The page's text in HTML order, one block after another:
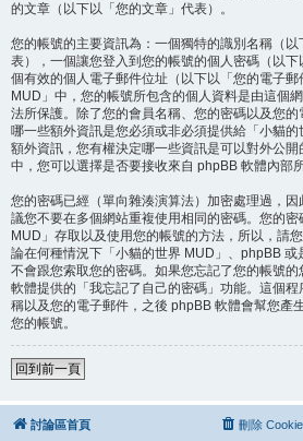
的文章（以下以「您的文章」代表）。
您的帳號的主要資訊為：一個獨特的識別名稱（
表），一個讓您登入到您的帳號的個人密碼（以
個有效的個人電子郵件位址（以下以「您的電子
MUD」中，您的帳號所包含的個人資料是由這個
法所保護。除了您的會員名稱、您的密碼以及您
哪一些額外資訊是您必須或非必須提供給「小貓
額外資訊，您有權決定哪一些資訊是可以對外公
中，您可以選擇是否要接收來自 phpBB 軟體內部
您的密碼已經（單向雜湊演算法）加密處理過，
議您不要在多個網站重複使用相同的密碼。您的
MUD」存取以及使用您的帳號的方法，所以，請
論在何種情況下「小貓的世界 MUD」、phpBB
不會跟您索取您的密碼。如果您忘記了您的帳號
軟體提供的「我忘記了自己的密碼」功能。這個
稱以及您的電子郵件，之後 phpBB 軟體會幫您產
您的帳號。
回到前一頁
討論區首頁 刪除